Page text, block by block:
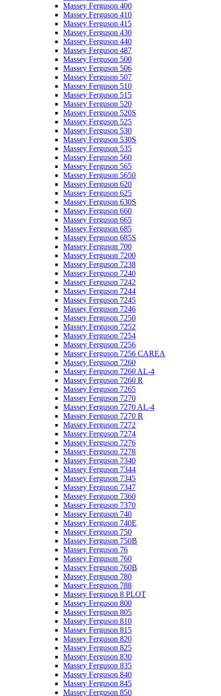
Massey Ferguson 400
Massey Ferguson 410
Massey Ferguson 415
Massey Ferguson 430
Massey Ferguson 440
Massey Ferguson 487
Massey Ferguson 500
Massey Ferguson 506
Massey Ferguson 507
Massey Ferguson 510
Massey Ferguson 515
Massey Ferguson 520
Massey Ferguson 520S
Massey Ferguson 525
Massey Ferguson 530
Massey Ferguson 530S
Massey Ferguson 535
Massey Ferguson 560
Massey Ferguson 565
Massey Ferguson 5650
Massey Ferguson 620
Massey Ferguson 625
Massey Ferguson 630S
Massey Ferguson 660
Massey Ferguson 665
Massey Ferguson 685
Massey Ferguson 685S
Massey Ferguson 700
Massey Ferguson 7200
Massey Ferguson 7238
Massey Ferguson 7240
Massey Ferguson 7242
Massey Ferguson 7244
Massey Ferguson 7245
Massey Ferguson 7246
Massey Ferguson 7250
Massey Ferguson 7252
Massey Ferguson 7254
Massey Ferguson 7256
Massey Ferguson 7256 CAREA
Massey Ferguson 7260
Massey Ferguson 7260 AL-4
Massey Ferguson 7260 R
Massey Ferguson 7265
Massey Ferguson 7270
Massey Ferguson 7270 AL-4
Massey Ferguson 7270 R
Massey Ferguson 7272
Massey Ferguson 7274
Massey Ferguson 7276
Massey Ferguson 7278
Massey Ferguson 7340
Massey Ferguson 7344
Massey Ferguson 7345
Massey Ferguson 7347
Massey Ferguson 7360
Massey Ferguson 7370
Massey Ferguson 740
Massey Ferguson 740E
Massey Ferguson 750
Massey Ferguson 750B
Massey Ferguson 76
Massey Ferguson 760
Massey Ferguson 760B
Massey Ferguson 780
Massey Ferguson 788
Massey Ferguson 8 PLOT
Massey Ferguson 800
Massey Ferguson 805
Massey Ferguson 810
Massey Ferguson 815
Massey Ferguson 820
Massey Ferguson 825
Massey Ferguson 830
Massey Ferguson 835
Massey Ferguson 840
Massey Ferguson 845
Massey Ferguson 850